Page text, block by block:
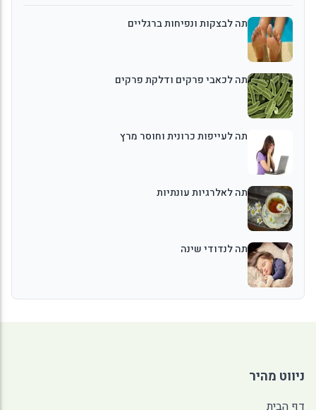
תה לבצקות ונפיחות ברגליים
תה לכאבי פרקים ודלקת פרקים
תה לעייפות כרונית וחוסר מרץ
תה לאלרגיות עונתיות
תה לנדודי שינה
ניווט מהיר